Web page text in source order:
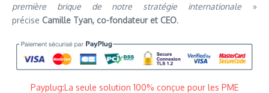
première brique de notre stratégie internationale »
précise Camille Tyan, co-fondateur et CEO.
Payplug:La seule solution 100% conçue pour les PME